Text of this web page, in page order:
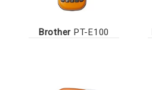
Brother PT-E100